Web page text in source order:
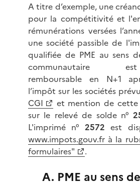
A titre d’exemple, une
pour la compétitivité et
rémunérations versées
une société passible de
qualifiée de PME au sens
communautaire est
remboursable en N+1
l’impôt sur les sociétés
CGI
et mention de cette
sur le relevé de solde n°
L'imprimé n°2572 est
www.impots.gouv.fr à la
formulaires"
.
A. PME au sens